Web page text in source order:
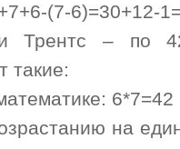
(7-6)=30+12-
Трентс – по
такие:
6*7=42
на